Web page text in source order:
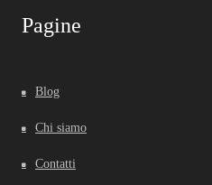
Pagine
Blog
Chi siamo
Contatti